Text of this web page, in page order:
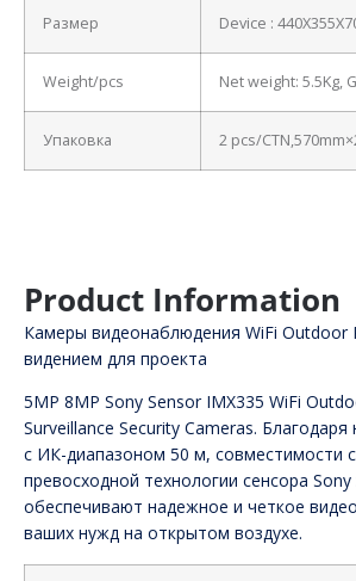
Размер Device :
Weight/pcs Net weight: 5.5Kg,
Упаковка 2 pcs/
Product Information
Камеры видеонаблюдения WiFi Outdoor
видением для проекта
5MP 8MP Sony Sensor IMX335 WiFi
Surveillance Security Cameras.
с ИК-диапазоном 50 м, совместимости
превосходной технологии сенсора
обеспечивают надежное и четкое
ваших нужд на открытом воздухе.